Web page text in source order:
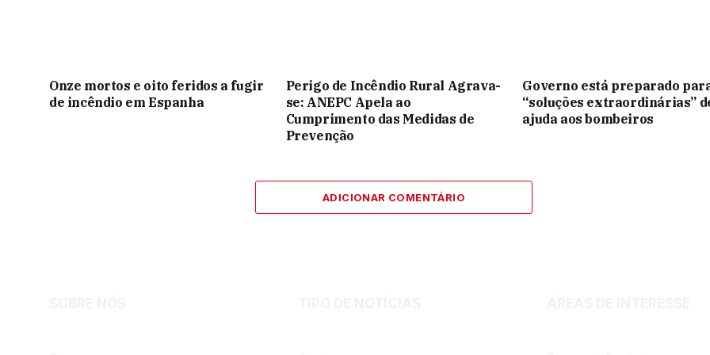
Onze mortos e oito feridos a fugir
de incêndio em Espanha
Perigo de Incêndio Rural Agrava-
se: ANEPC Apela ao
Cumprimento das Medidas de
Prevenção
Governo está preparado
“soluções extraordinárias”
ajuda aos bombeiros
ADICIONAR COMENTÁRIO